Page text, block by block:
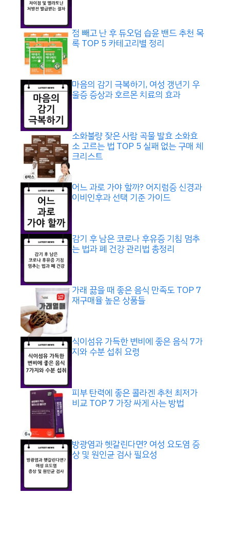
점 빼고 난 후 듀오덤 습윤 밴드 추천 목
록 TOP 5 카테고리별 정리
마음의 감기 극복하기, 여성 갱년기 우
울증 증상과 호르몬 치료의 효과
소화불량 잦은 사람 곡물 발효 소화효
소 고르는 법 TOP 5 실패 없는 구매 체
크리스트
어느 과로 가야 할까? 어지럼증 신경과
이비인후과 선택 기준 가이드
감기 후 남은 코로나 후유증 기침 멈추
는 법과 폐 건강 관리법 총정리
가래 끓을 때 좋은 음식 만족도 TOP 7
재구매율 높은 상품들
식이섬유 가득한 변비에 좋은 음식 7가
지와 수분 섭취 요령
피부 탄력에 좋은 콜라겐 추천 최저가
비교 TOP 7 가장 싸게 사는 방법
방광염과 헷갈린다면? 여성 요도염 증
상 및 원인균 검사 필요성